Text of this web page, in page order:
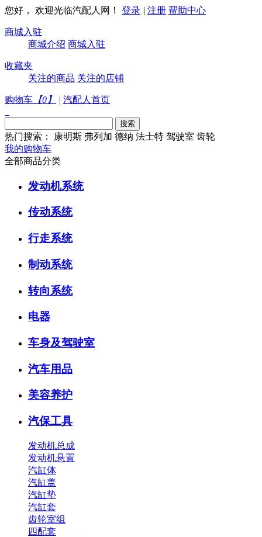
您好， 欢迎光临汽配人网！ 登录 | 注册 帮助中心
商城入驻
商城介绍 商城入驻
收藏夹
关注的商品 关注的店铺
购物车 【0 】 | 汽配人首页
热门搜索： 康明斯 弗列加 德纳 法士特 驾驶室 齿轮
我的购物车
全部商品分类
发动机系统
传动系统
行走系统
制动系统
转向系统
电器
车身及驾驶室
汽车用品
美容养护
汽保工具
发动机总成
发动机悬置
汽缸体
汽缸盖
汽缸垫
汽缸套
齿轮室组
四配套